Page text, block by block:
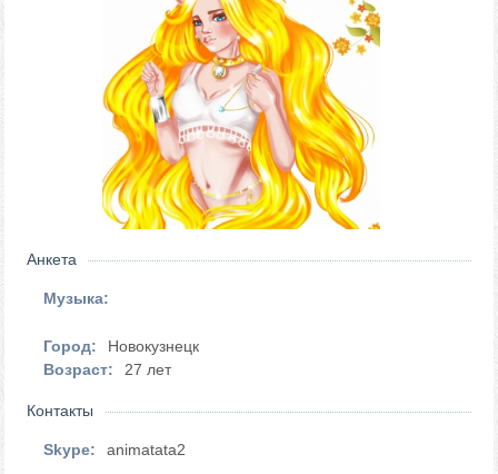
Анкета
Музыка:
Город:
Новокузнецк
Возраст:
27 лет
Контакты
Skype: animatata2